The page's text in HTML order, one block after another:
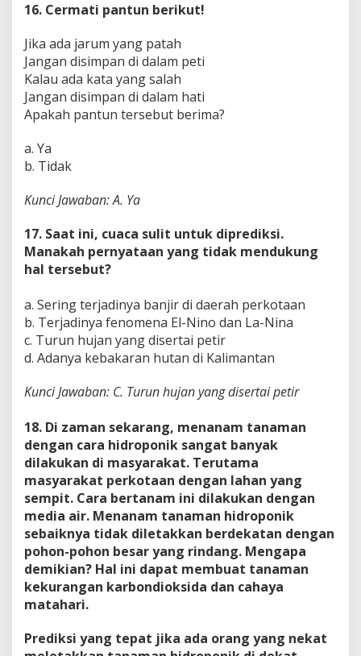
16. Cermati pantun berikut!
Jika ada jarum yang patah
Jangan disimpan di dalam peti
Kalau ada kata yang salah
Jangan disimpan di dalam hati
Apakah pantun tersebut berima?
a. Ya
b. Tidak
Kunci Jawaban: A. Ya
17. Saat ini, cuaca sulit untuk diprediksi.
Manakah pernyataan yang tidak mendukung
hal tersebut?
a. Sering terjadinya banjir di daerah perkotaan
b. Terjadinya fenomena El-Nino dan La-Nina
c. Turun hujan yang disertai petir
d. Adanya kebakaran hutan di Kalimantan
Kunci Jawaban: C. Turun hujan yang disertai petir
18. Di zaman sekarang, menanam tanaman
dengan cara hidroponik sangat banyak
dilakukan di masyarakat. Terutama
masyarakat perkotaan dengan lahan yang
sempit. Cara bertanam ini dilakukan dengan
media air. Menanam tanaman hidroponik
sebaiknya tidak diletakkan berdekatan dengan
pohon-pohon besar yang rindang. Mengapa
demikian? Hal ini dapat membuat tanaman
kekurangan karbondioksida dan cahaya
matahari.
Prediksi yang tepat jika ada orang yang nekat